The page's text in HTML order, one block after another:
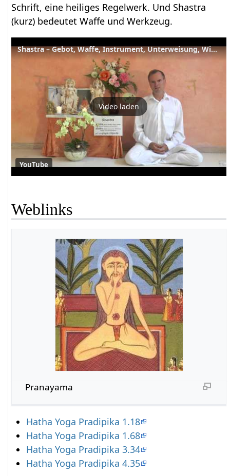
Schrift, eine heiliges Regelwerk. Und Shastra
(kurz) bedeutet Waffe und Werkzeug.
Shastra – Gebot, Waffe, Instrument, Unterweisung, Wissenschaft - Sanskrit Wörterbuch
Video laden
YouTube
Weblinks
Pranayama
Hatha Yoga Pradipika 1.18
Hatha Yoga Pradipika 1.68
Hatha Yoga Pradipika 3.34
Hatha Yoga Pradipika 4.35